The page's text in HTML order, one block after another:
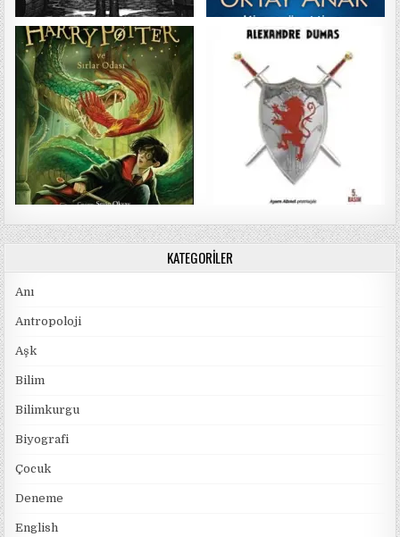
KATEGORILER
Anı
Antropoloji
Aşk
Bilim
Bilimkurgu
Biyografi
Çocuk
Deneme
English